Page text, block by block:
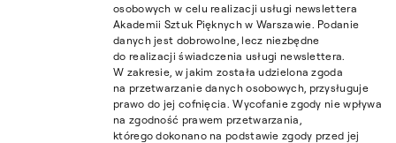
osobowych w celu realizacji usługi newslettera
Akademii Sztuk Pięknych w Warszawie. Podanie
danych jest dobrowolne, lecz niezbędne
do realizacji świadczenia usługi newslettera.
W zakresie, w jakim została udzielona zgoda
na przetwarzanie danych osobowych, przysługuje
prawo do jej cofnięcia. Wycofanie zgody nie wpływa
na zgodność prawem przetwarzania,
którego dokonano na podstawie zgody przed jej